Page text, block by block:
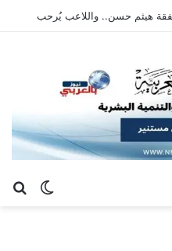
هيثم حسن.. واللاعب يُرحب
الوضع